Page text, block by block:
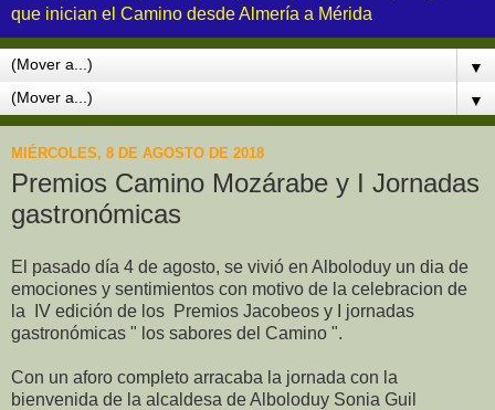
que inician el Camino desde Almería a Mérida
▼
▼
MIÉRCOLES, 8 DE AGOSTO DE 2018
Premios Camino Mozárabe y I Jornadas
gastronómicas
El pasado día 4 de agosto, se vivió en Alboloduy un dia de
emociones y sentimientos con motivo de la celebracion de
la IV edición de los Premios Jacobeos y I jornadas
gastronómicas " los sabores del Camino ".
Con un aforo completo arracaba la jornada con la
bienvenida de la alcaldesa de Alboloduy Sonia Guil